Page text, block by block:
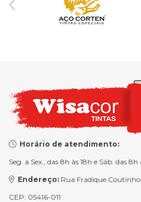
Horário de atendimento:
Seg. a Sex., das 8h às 18h e Sáb. das 8h
Endereço: Rua Fradique
CEP: 05416-011